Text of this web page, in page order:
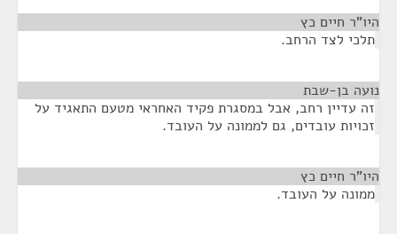
היו"ר חיים כץ
תלכי לצד הרחב.
נועה בן-שבת
זה עדיין רחב, אבל במסגרת פקיד האחראי מטעם התאגיד על
זכויות עובדים, גם לממונה על העובד.
היו"ר חיים כץ
ממונה על העובד.